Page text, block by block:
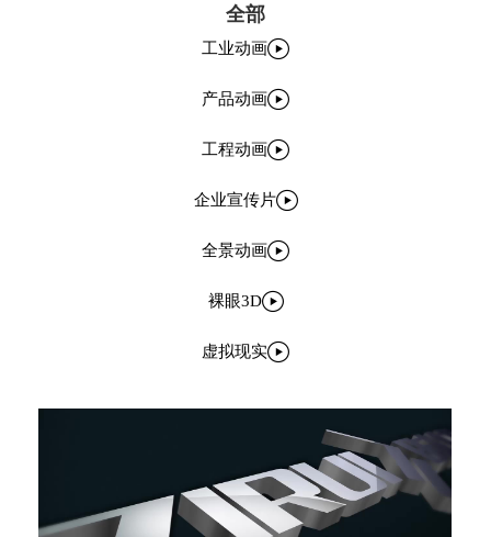
全部
工业动画
产品动画
工程动画
企业宣传片
全景动画
裸眼3D
虚拟现实